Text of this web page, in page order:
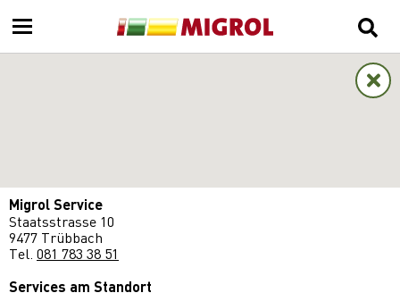
Migrol Service
Staatsstrasse 10
9477 Trübbach
Tel. 081 783 38 51
Services am Standort